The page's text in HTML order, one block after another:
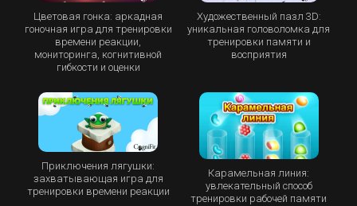
Цветовая гонка: аркадная
гоночная игра для тренировки
времени реакции,
мониторинга, когнитивной
гибкости и оценки
Художественный пазл 3D:
уникальная головоломка для
тренировки памяти и
восприятия
Приключения лягушки:
захватывающая игра для
тренировки времени реакции
Карамельная линия:
увлекательный способ
тренировки рабочей памяти